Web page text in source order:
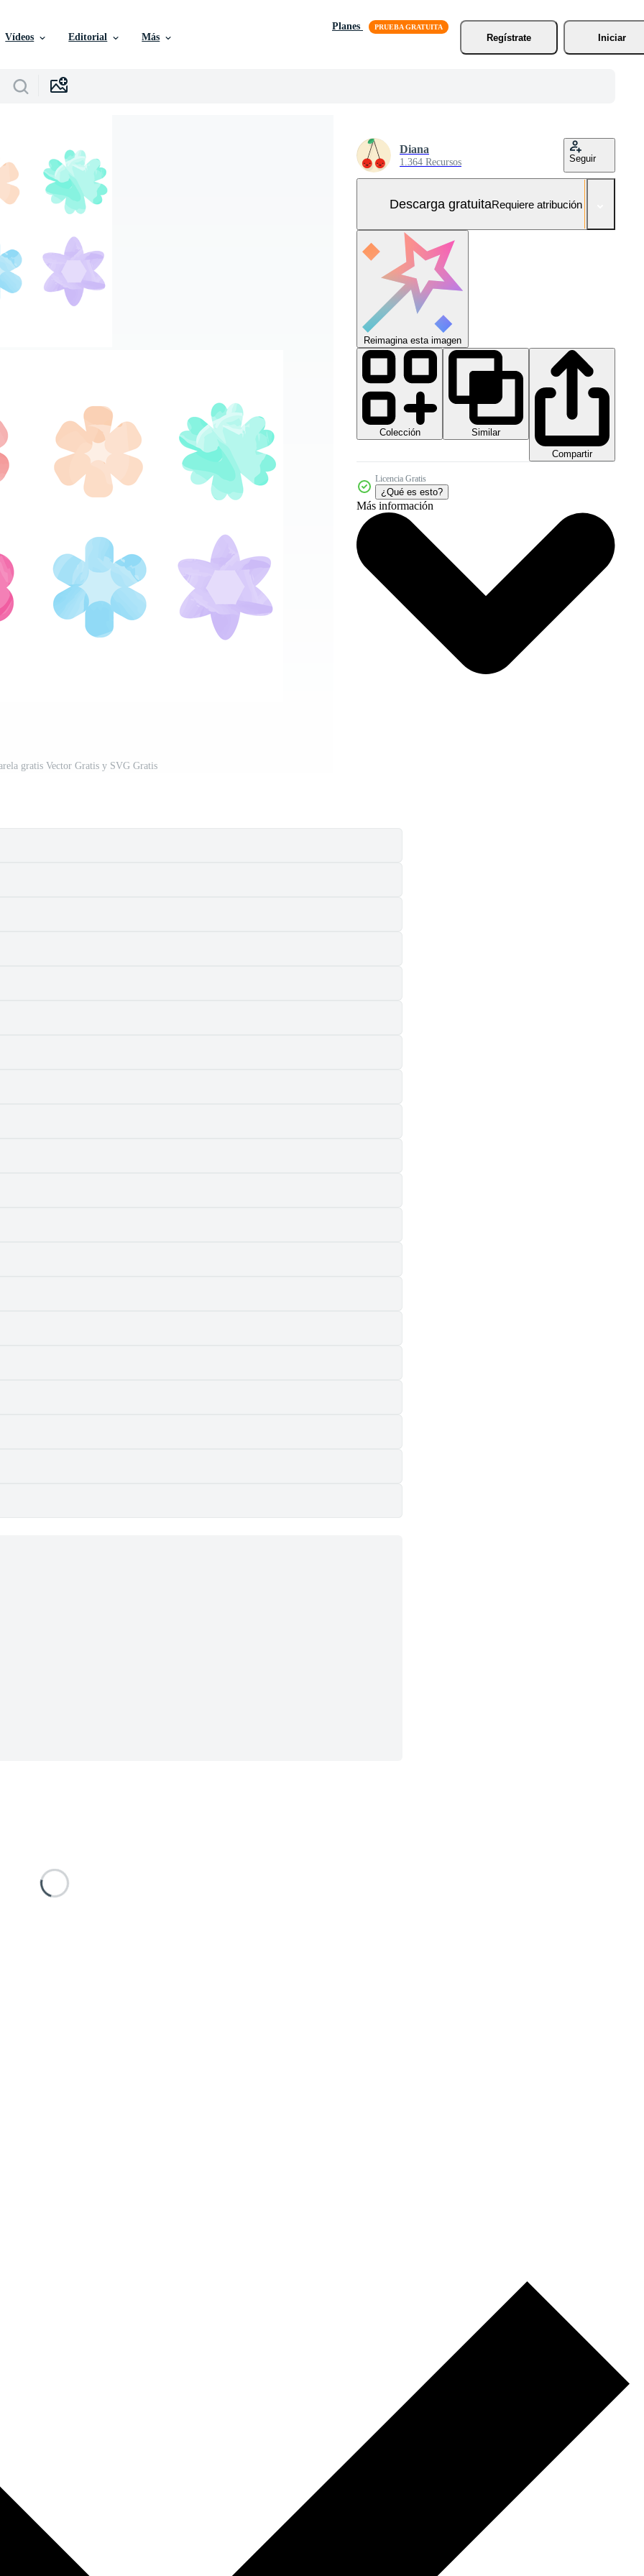
Vídeos Editorial Más
Planes
Regístrate
Iniciar
gratis Vector Gratis y SVG Gratis
Diana
1.364 Recursos Seguir
Descarga gratuitaRequiere atribución
Reimagina esta imagen
Colección
Similar
Compartir
Licencia Gratis
¿Qué es esto?
Más información